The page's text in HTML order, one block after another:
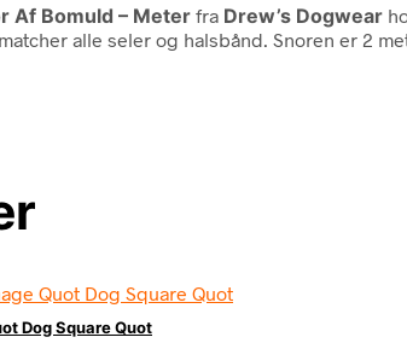
Af Bomuld – Meter fra Drew’s Dogwear
alle seler og halsbånd. Snoren er 2
Dog Square Quot